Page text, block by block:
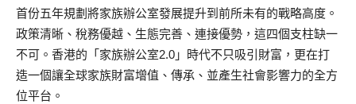
首份五年規劃將家族辦公室發展提升到前所未有的戰略高度。
政策清晰、稅務優越、生態完善、連接優勢，這四個支柱缺一
不可。香港的「家族辦公室2.0」時代不只吸引財富，更在打
造一個讓全球家族財富增值、傳承、並產生社會影響力的全方
位平台。